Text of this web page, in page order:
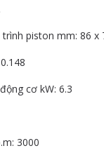
piston mm: 86 x
cơ kW: 6.3
3000